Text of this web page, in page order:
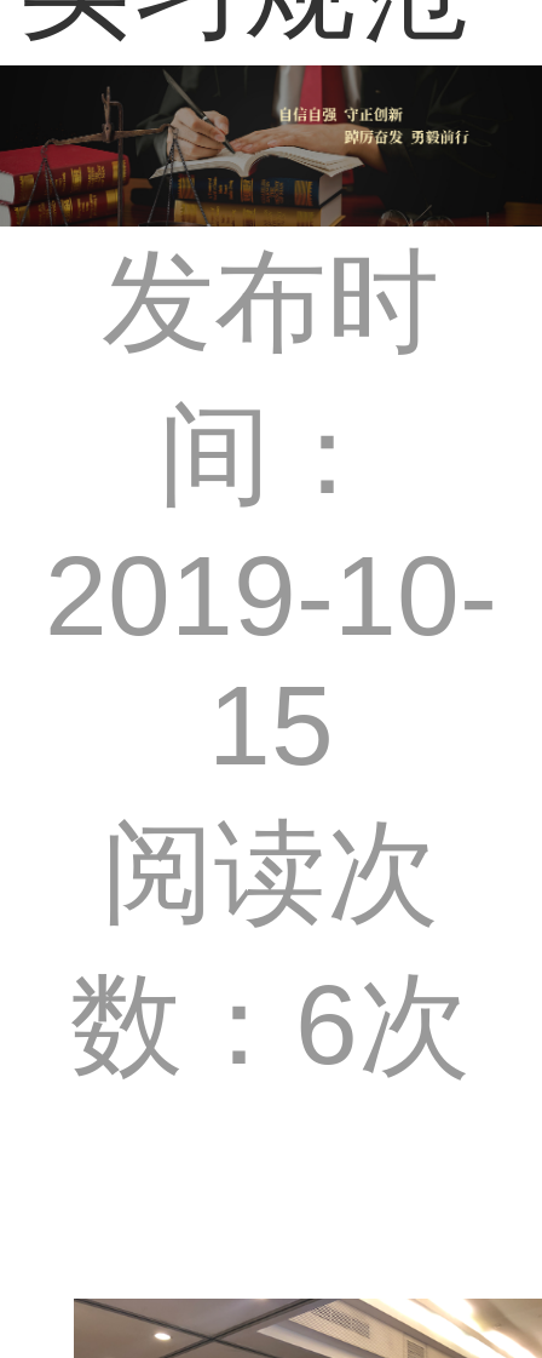
发布时
间：
2019-10-
15
阅读次
数：6次